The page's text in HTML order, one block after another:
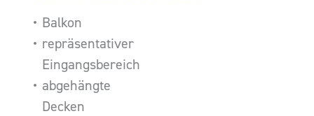
Balkon
repräsentativer
Eingangsbereich
abgehängte
Decken